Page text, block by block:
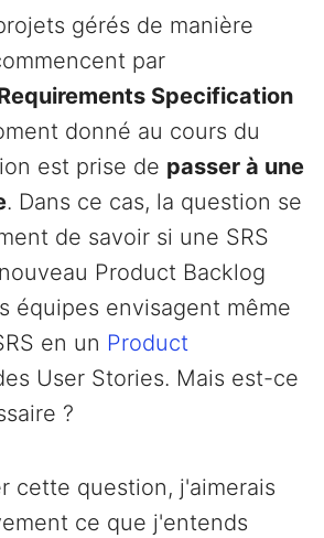
gérés de manière
par
Specification
donné au cours du
est prise de passer à une
. Dans ce cas, la question se
de savoir si une SRS
Product Backlog
équipes envisagent même
en un Product
User Stories. Mais est-ce
?
cette question, j'aimerais
ce que j'entends